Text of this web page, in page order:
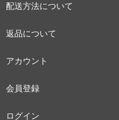
配送方法について
返品について
アカウント
会員登録
ログイン